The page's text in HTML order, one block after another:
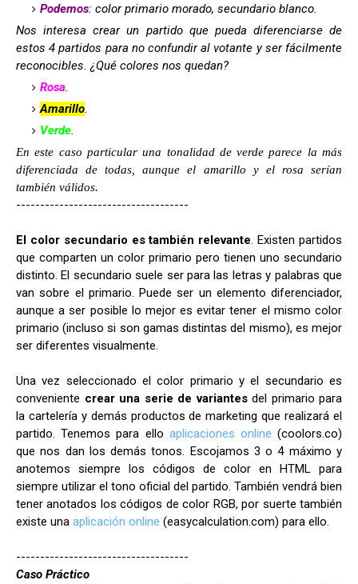
Podemos: color primario morado, secundario blanco.
Nos interesa crear un partido que pueda diferenciarse de
estos 4 partidos para no confundir al votante y ser fácilmente
reconocibles. ¿Qué colores nos quedan?
Rosa.
Amarillo.
Verde.
En este caso particular una tonalidad de verde parece la más
diferenciada de todas, aunque el amarillo y el rosa serían
también válidos.
------------------------------------
El color secundario es también relevante. Existen partidos
que comparten un color primario pero tienen uno secundario
distinto. El secundario suele ser para las letras y palabras que
van sobre el primario. Puede ser un elemento diferenciador,
aunque a ser posible lo mejor es evitar tener el mismo color
primario (incluso si son gamas distintas del mismo), es mejor
ser diferentes visualmente.
Una vez seleccionado el color primario y el secundario es
conveniente crear una serie de variantesdel primario para
la cartelería y demás productos de marketing que realizará el
partido. Tenemos para ello aplicaciones online (coolors.co)
que nos dan los demás tonos. Escojamos 3 o 4 máximo y
anotemos siempre los códigos de color en HTML para
siempre utilizar el tono oficial del partido. También vendrá bien
tener anotados los códigos de color RGB, por suerte también
existe una aplicación online (easycalculation.com) para ello.
------------------------------------
Caso Práctico